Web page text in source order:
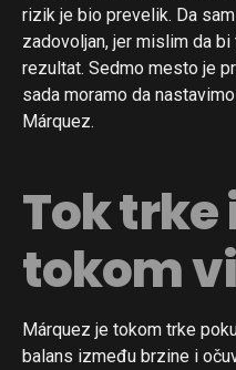
rizik je bio prevelik. Da
zadovoljan, jer mislim da
rezultat. Sedmo mesto je
sada moramo da
Márquez.
Tok trke
tokom
Márquez je tokom trke
balans između brzine i